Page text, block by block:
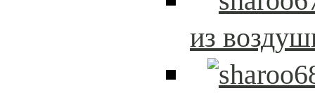
из